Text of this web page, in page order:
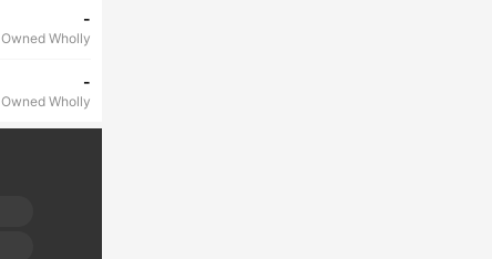
-
Owned Wholly
-
Owned Wholly